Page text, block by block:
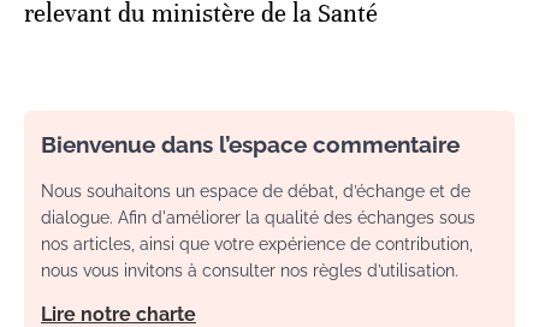
relevant du ministère de la Santé
Bienvenue dans l’espace commentaire
Nous souhaitons un espace de débat, d’échange et de
dialogue. Afin d'améliorer la qualité des échanges sous
nos articles, ainsi que votre expérience de contribution,
nous vous invitons à consulter nos règles d’utilisation.
Lire notre charte